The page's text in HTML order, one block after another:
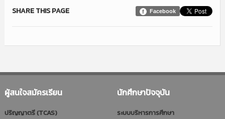
Facebook
SHARE THIS PAGE
ผู้สนใจสมัครเรียน
ปริญญาตรี (TCAS)
นักศึกษาปัจจุบัน
ระบบบริหารการศึกษา